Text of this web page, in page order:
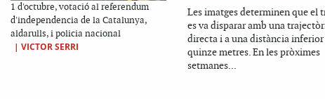
1 d'octubre, votació al referendum
d'independencia de la Catalunya,
aldarulls, i policia nacional
| VICTOR SERRI
Les imatges determinen que el
es va disparar amb una
directa i a una distància inferior
quinze metres. En les pròximes
setmanes...